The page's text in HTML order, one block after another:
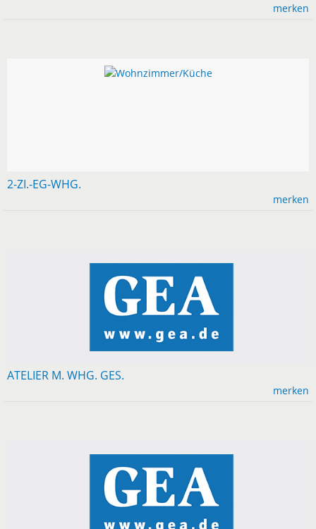
merken
2-ZI.-EG-WHG.
merken
ATELIER M. WHG. GES.
merken